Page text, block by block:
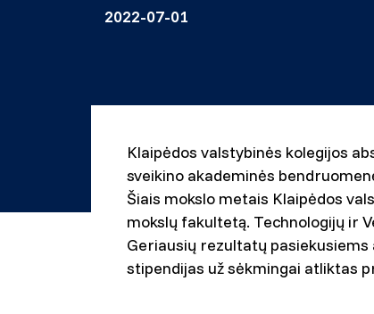
2022-07-01
Klaipėdos valstybinės kolegijos
sveikino akademinės
Šiais mokslo metais Klaipėdos
mokslų fakultetą. Technologijų ir
Geriausių rezultatų
stipendijas už sėkmingai atliktas